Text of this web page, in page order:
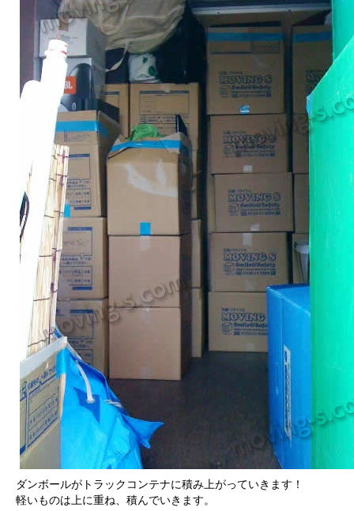
ダンボールがトラックコンテナに積み上がっていきます！
軽いものは上に重ね、積んでいきます。